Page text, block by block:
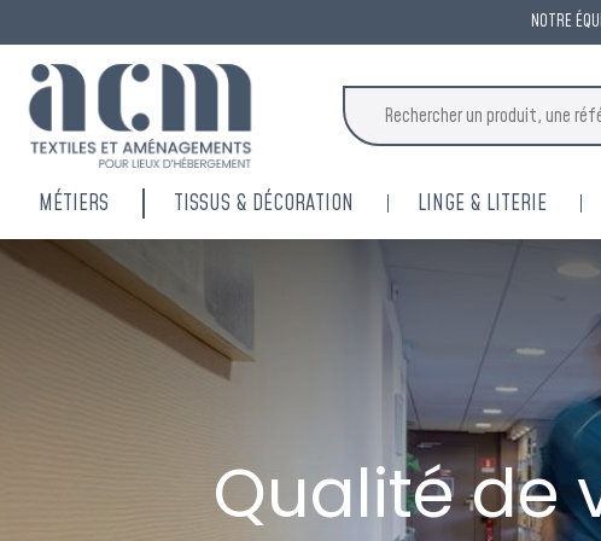
NOTRE
MÉTIERS TISSUS & DÉCORATION LINGE & LITERIE
Qualité de